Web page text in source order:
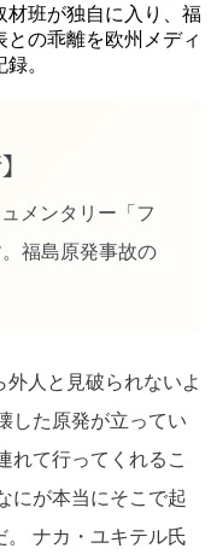
材班が独自に入り、福
の乖離を欧州メディ
。
メンタリー「フ
福島原発事故の
人と見破られないよ
した原発が立ってい
れて行ってくれるこ
にが本当にそこで起
。 ナカ・ユキテル氏